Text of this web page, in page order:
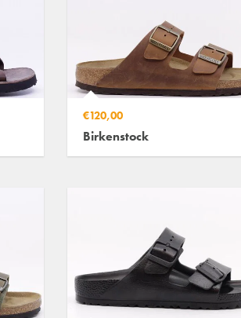
€120,00
Birkenstock